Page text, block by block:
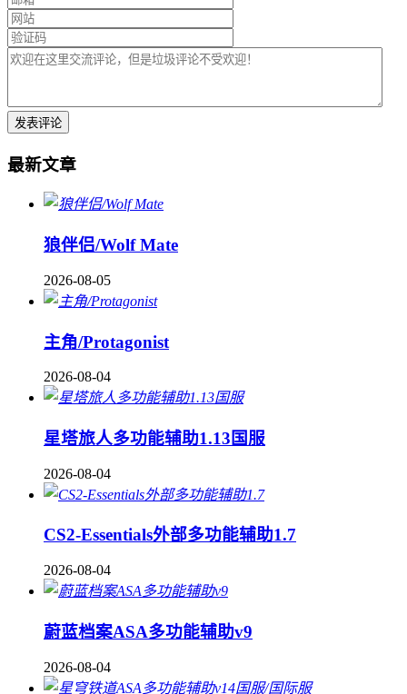
最新文章
狼伴侣/Wolf Mate
2026-08-05
主角/Protagonist
2026-08-04
星塔旅人多功能辅助1.13国服
2026-08-04
CS2-Essentials外部多功能辅助1.7
2026-08-04
蔚蓝档案ASA多功能辅助v9
2026-08-04